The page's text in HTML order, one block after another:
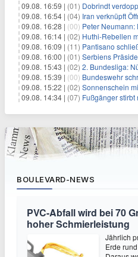
09.08. 16:59 | (01) Dobrindt verdoppelt
09.08. 16:54 | (04) Iran verknüpft
09.08. 16:28 | (00) Peter Neumann:
09.08. 16:14 | (02) Huthi-Rebellen
09.08. 16:09 | (11) Pantisano schließt
09.08. 16:00 | (01) Serbiens
09.08. 15:43 | (02) 2. Bundesliga:
09.08. 15:39 | (00) Bundeswehr
09.08. 15:22 | (02) Sonnenschein
09.08. 14:34 | (07) Fußgänger stirbt
BOULEVARD-NEWS
PVC-Abfall wird bei 70
hoher Schmierleistung
Jährlich
Erde